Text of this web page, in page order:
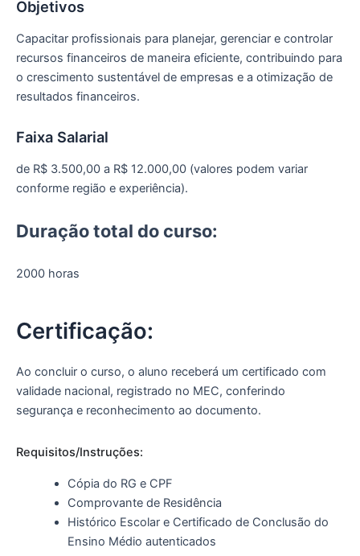
Objetivos
Capacitar profissionais para planejar, gerenciar e controlar
recursos financeiros de maneira eficiente, contribuindo para
o crescimento sustentável de empresas e a otimização de
resultados financeiros.
Faixa Salarial
de R$ 3.500,00 a R$ 12.000,00 (valores podem variar
conforme região e experiência).
Duração total do curso:
2000 horas
Certificação:
Ao concluir o curso, o aluno receberá um certificado com
validade nacional, registrado no MEC, conferindo
segurança e reconhecimento ao documento.
Requisitos/Instruções:
Cópia do RG e CPF
Comprovante de Residência
Histórico Escolar e Certificado de Conclusão do
Ensino Médio autenticados